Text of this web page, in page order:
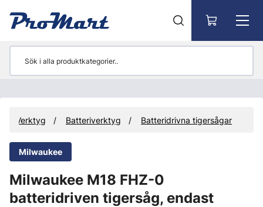
Verktyg Batteriverktyg Batteridrivna tigersågar
Milwaukee
Milwaukee M18 FHZ-0
batteridriven tigersåg, endast